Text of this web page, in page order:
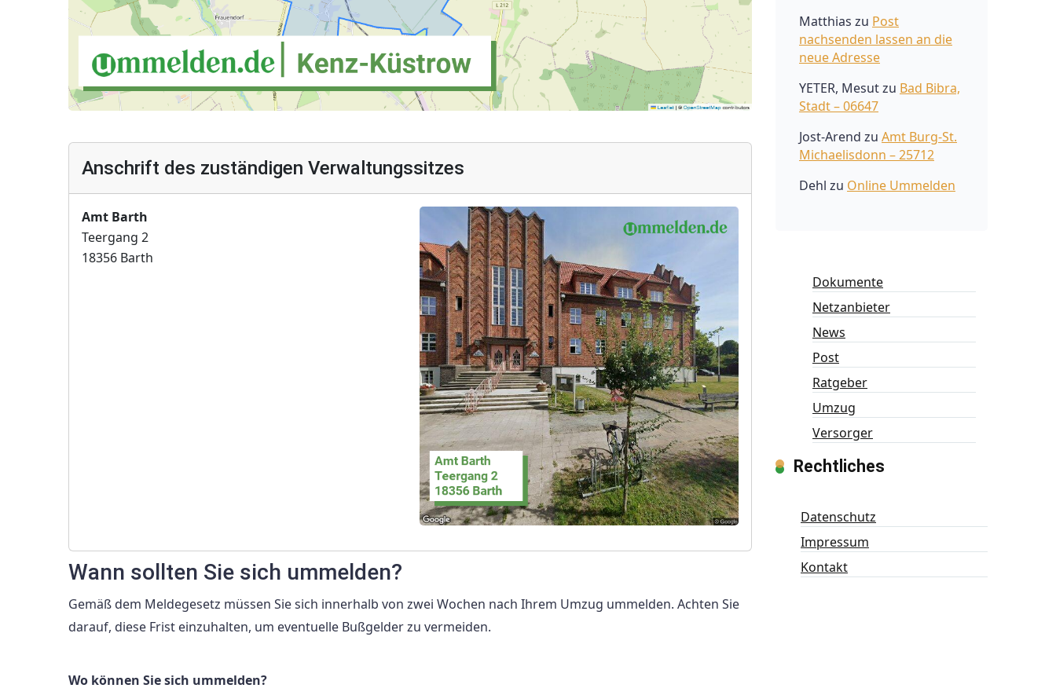
Anschrift des zuständigen Verwaltungssitzes
Amt Barth
Teergang 2
18356 Barth
Wann sollten Sie sich ummelden?
Gemäß dem Meldegesetz müssen Sie sich innerhalb von zwei Wochen nach Ihrem Umzug ummelden. Achten Sie
darauf, diese Frist einzuhalten, um eventuelle Bußgelder zu vermeiden.
Wo können Sie sich ummelden?
Matthias zu Post
nachsenden lassen an die
neue Adresse
YETER, Mesutzu Bad Bibra,
Stadt – 06647
Jost-Arend zu Amt Burg-St.
Michaelisdonn – 25712
Dehl zu Online Ummelden
Dokumente
Netzanbieter
News
Post
Ratgeber
Umzug
Versorger
Rechtliches
Datenschutz
Impressum
Kontakt